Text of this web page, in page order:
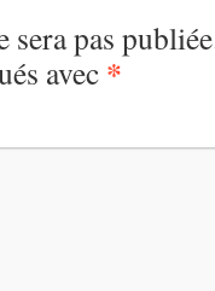
sera pas
avec *